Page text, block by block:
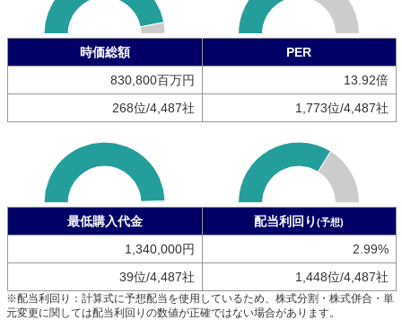
時価総額
PER
830,800百万円
13.92倍
268位/4,487社
1,773位/4,487社
最低購入代金 配当利回り (予想)
1,340,000円
2.99%
39位/4,487社
1,448位/4,487社
※配当利回り：計算式に予想配当を使用しているため、株式分割・株式併合・単
元変更に関しては配当利回りの数値が正確ではない場合があります。